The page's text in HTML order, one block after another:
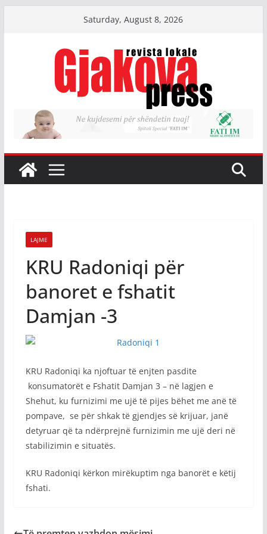
Saturday, August 8, 2026
LAJME
KRU Radoniqi për
banoret e fshatit
Damjan -3
KRU Radoniqi ka njoftuar të enjten pasdite
konsumatorët e Fshatit Damjan 3 – në lagjen e
Shehut, ku furnizimi me ujë të pijes bëhet me anë të
pompave, se për shkak të gjendjes së krijuar, janë
detyruar që ta ndërprejnë furnizimin me ujë deri në
stabilizimin e situatës.
KRU Radoniqi kërkon mirëkuptim nga banorët e këtij
fshati.